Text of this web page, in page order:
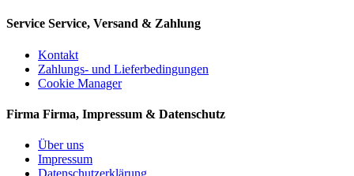
Service Service, Versand & Zahlung
Kontakt
Zahlungs- und Lieferbedingungen
Cookie Manager
Firma Firma, Impressum & Datenschutz
Über uns
Impressum
Datenschutzerklärung